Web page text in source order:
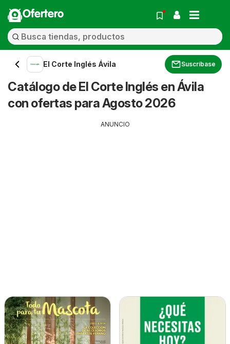
Ofertero
El Corte Inglés Ávila Suscríbase
Catálogo de El Corte Inglés en Ávila
con ofertas para Agosto 2026
ANUNCIO